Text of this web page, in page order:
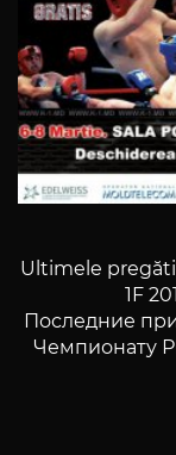
Ultimele
1F
Последние
Чемпионату